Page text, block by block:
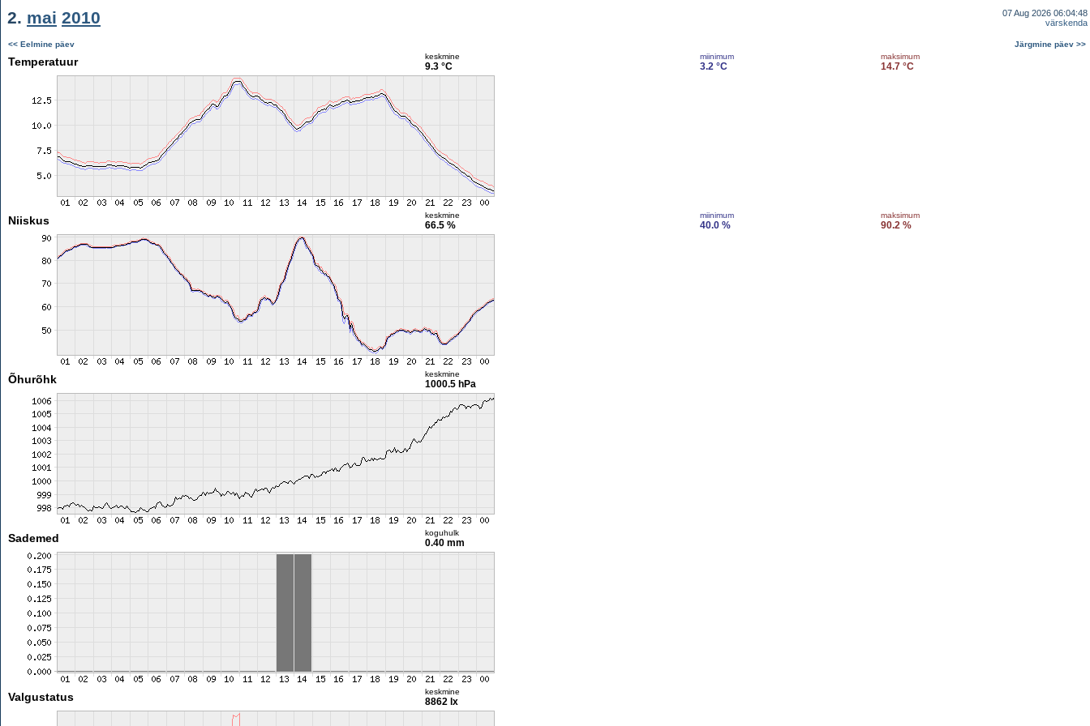
2. mai 2010
07 Aug 2026 06:04:48
värskenda
<< Eelmine päev Järgmine päev >>
Temperatuur keskmine
9.3 °C
miinimum
3.2 °C
maksimum
14.7 °C
Niiskus keskmine
66.5 %
miinimum
40.0 %
maksimum
90.2 %
Õhurõhk keskmine
1000.5 hPa
Sademed koguhulk
0.40 mm
Valgustatus keskmine
8862 lx